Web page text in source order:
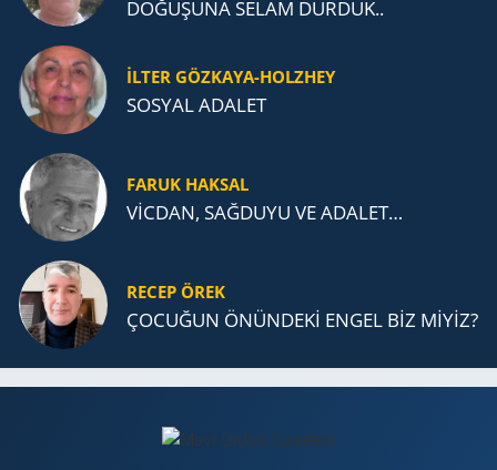
DOĞUŞUNA SELAM DURDUK..
İLTER GÖZKAYA-HOLZHEY
SOSYAL ADALET
FARUK HAKSAL
VİCDAN, SAĞ­DU­YU VE ADA­LET…
RECEP ÖREK
ÇOCUĞUN ÖNÜNDEKİ ENGEL BİZ MİYİZ?